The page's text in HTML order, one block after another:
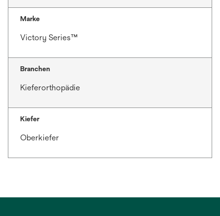
Marke
Victory Series™
Branchen
Kieferorthopädie
Kiefer
Oberkiefer